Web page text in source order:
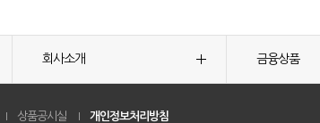
회사소개 금융상품
상품공시실 개인정보처리방침